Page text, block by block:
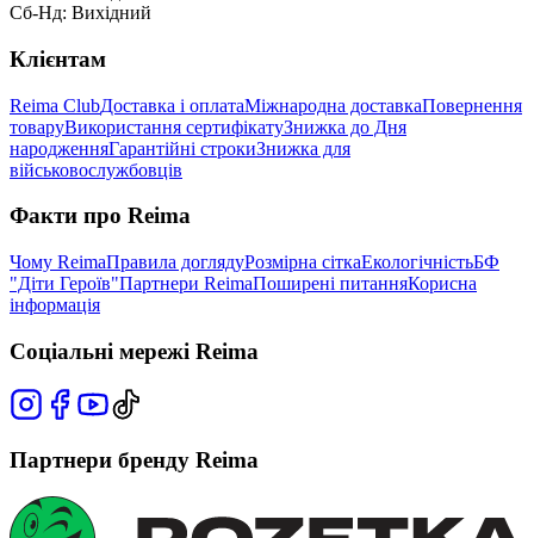
Сб-Нд: Вихідний
Клієнтам
Reima ClubДоставка і оплатаМіжнародна доставкаПовернення
товаруВикористання сертифікатуЗнижка до Дня
народженняГарантійні строкиЗнижка для
військовослужбовців
Факти про Reima
Чому ReimaПравила доглядуРозмірна сіткаЕкологічністьБФ
"Діти Героїв"Партнери ReimaПоширені питанняКорисна
інформація
Соціальні мережі Reima
Партнери бренду Reima